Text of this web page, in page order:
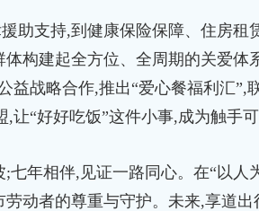
支持,到健康保险保障、住房租
构建起全方位、全周期的关爱体
益战略合作,推出“爱心餐福利汇”,
让“好好吃饭”这件小事,成为触手可
年相伴,见证一路同心。在“以人
动者的尊重与守护。未来,享道